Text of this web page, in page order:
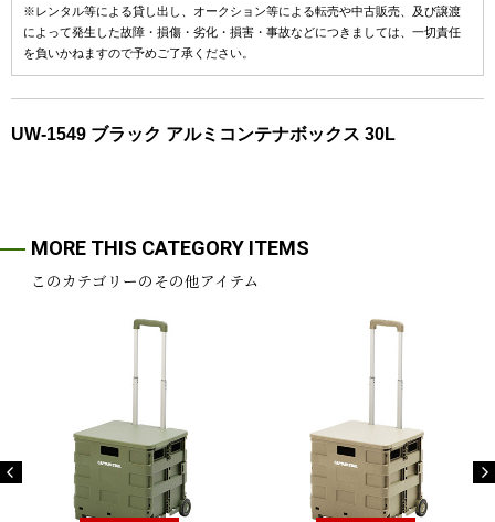
※レンタル等による貸し出し、オークション等による転売や中古販売、及び譲渡
によって発生した故障・損傷・劣化・損害・事故などにつきましては、一切責任
を負いかねますので予めご了承ください。
UW-1549 ブラック アルミコンテナボックス 30L
MORE THIS CATEGORY ITEMS
このカテゴリーのその他アイテム